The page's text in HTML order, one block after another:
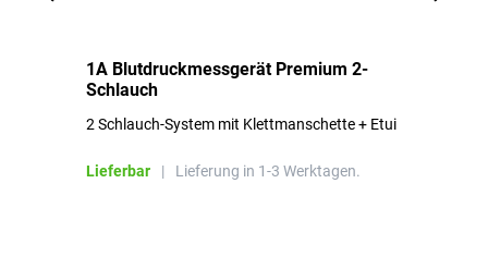
1A Blutdruckmessgerät Premium 2-
Schlauch
2 Schlauch-System mit Klettmanschette + Etui
Lieferbar | Lieferung in 1-3 Werktagen.